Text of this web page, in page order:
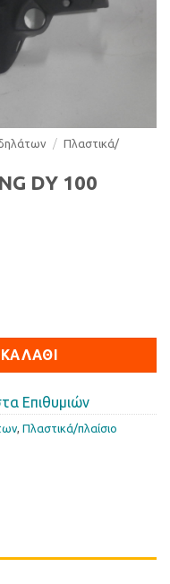
/ Πλαστικά/
DY 100
Επιθυμιών
Πλαστικά/πλαίσιο